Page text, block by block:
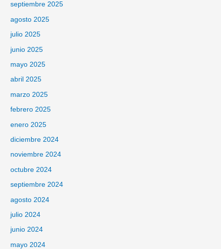
septiembre 2025
agosto 2025
julio 2025
junio 2025
mayo 2025
abril 2025
marzo 2025
febrero 2025
enero 2025
diciembre 2024
noviembre 2024
octubre 2024
septiembre 2024
agosto 2024
julio 2024
junio 2024
mayo 2024